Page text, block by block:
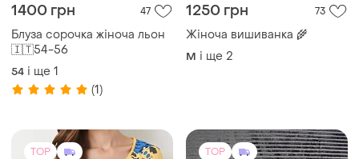
1400 грн 47
Блуза сорочка жіноча льон
🇮🇹54-56
54 і ще 1
(1)
1250 грн 73
Жіноча вишиванка 🌾
M і ще 2
TOP TOP